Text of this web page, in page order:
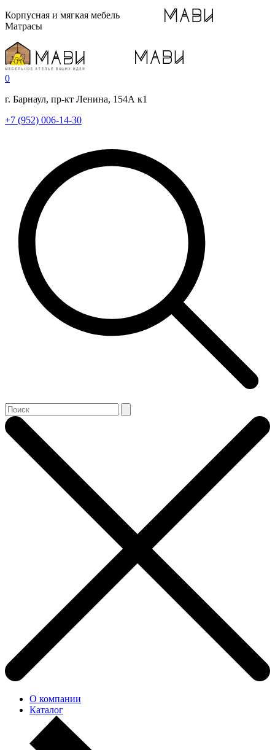
Корпусная и мягкая мебель
Матрасы
0
г. Барнаул, пр-кт Ленина, 154А к1
+7 (952) 006-14-30
О компании
Каталог